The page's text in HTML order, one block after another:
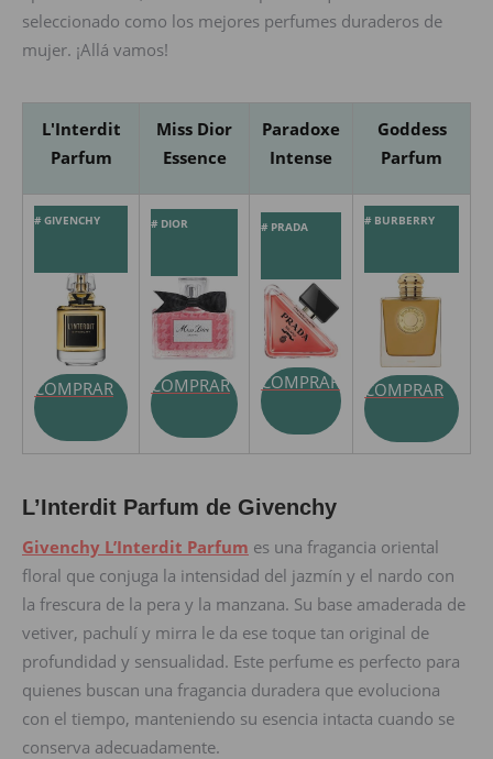
seleccionado como los mejores perfumes duraderos de
mujer. ¡Allá vamos!
L'Interdit
Parfum
Miss Dior
Essence
Paradoxe
Intense
Goddess
Parfum
# GIVENCHY
COMPRAR
# DIOR
COMPRAR
# PRADA
COMPRAR
# BURBERRY
COMPRAR
L’Interdit Parfum de Givenchy
Givenchy L’Interdit Parfum es una fragancia oriental
floral que conjuga la intensidad del jazmín y el nardo con
la frescura de la pera y la manzana. Su base amaderada de
vetiver, pachulí y mirra le da ese toque tan original de
profundidad y sensualidad. Este perfume es perfecto para
quienes buscan una fragancia duradera que evoluciona
con el tiempo, manteniendo su esencia intacta cuando se
conserva adecuadamente.